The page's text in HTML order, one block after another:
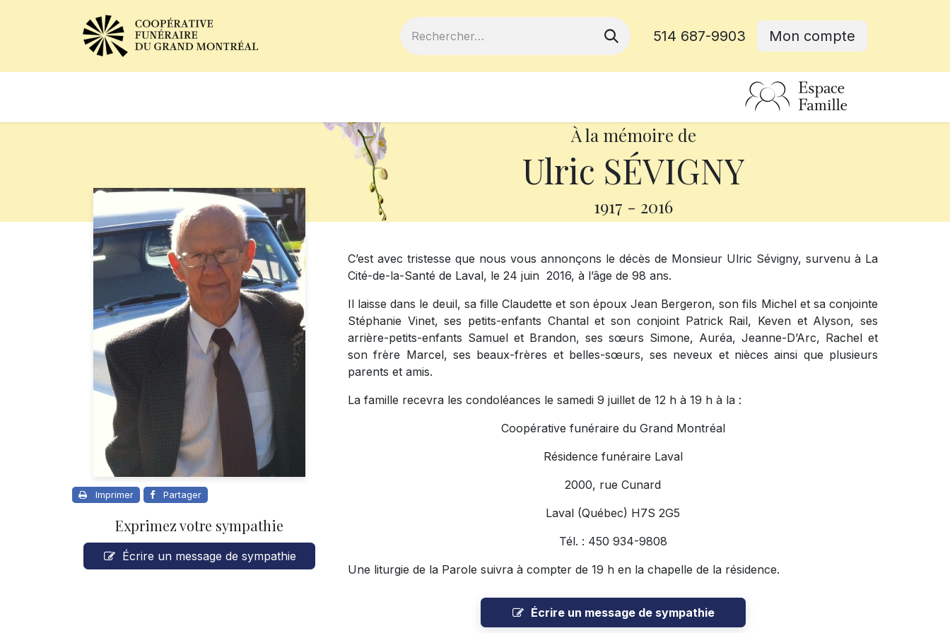
514 687-9903 Mon compte
À la mémoire de
Ulric SÉVIGNY
1917 - 2016
Imprimer Partager
Exprimez votre sympathie
Écrire un message de sympathie
C’est avec tristesse que nous vous annonçons le décès de Monsieur Ulric Sévigny, survenu à La
Cité-de-la-Santé de Laval, le 24 juin 2016, à l’âge de 98 ans.
Il laisse dans le deuil, sa fille Claudette et son époux Jean Bergeron,son fils Michel et sa conjointe
Stéphanie Vinet, ses petits-enfants Chantal et son conjoint Patrick Rail, Keven et Alyson, ses
arrière-petits-enfants Samuel et Brandon, ses sœurs Simone, Auréa, Jeanne-D’Arc, Rachel et
son frère Marcel, ses beaux-frères et belles-sœurs, ses neveux et nièces ainsi que plusieurs
parents et amis.
La famille recevra les condoléances le samedi 9 juillet de 12 h à 19 h à la :
Coopérative funéraire du Grand Montréal
Résidence funéraire Laval
2000, rue Cunard
Laval (Québec) H7S 2G5
Tél. : 450 934-9808
Une liturgie de la Parole suivra à compter de 19 h en la chapelle de la résidence.
Écrire un message de sympathie